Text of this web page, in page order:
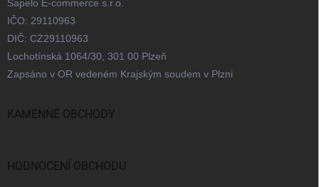
Sapelo E-commerce s.r.o.
IČO: 29110963
DIČ: CZ29110963
Lochotínská 1064/30, 301 00 Plzeň
Zapsáno v OR vedeném Krajským soudem v Plzni
KAMENNÉ OBCHODY
Praha
HODNOCENÍ OBCHODU